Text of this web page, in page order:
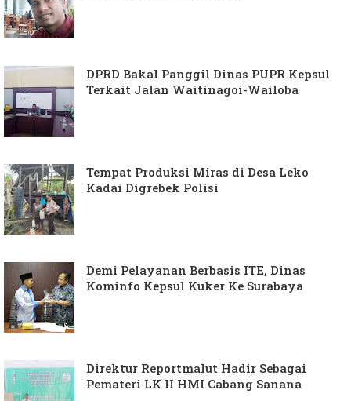
DPRD Bakal Panggil Dinas PUPR Kepsul
Terkait Jalan Waitinagoi-Wailoba
Tempat Produksi Miras di Desa Leko
Kadai Digrebek Polisi
Demi Pelayanan Berbasis ITE, Dinas
Kominfo Kepsul Kuker Ke Surabaya
Direktur Reportmalut Hadir Sebagai
Pemateri LK II HMI Cabang Sanana